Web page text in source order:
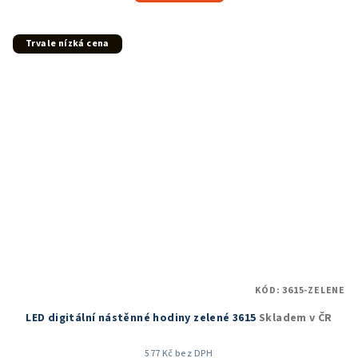
Trvale nízká cena
LED digitální nástěnné hodiny zelené 3615 Skladem v ČR
577 Kč bez DPH
KÓD:3615-ZELENE